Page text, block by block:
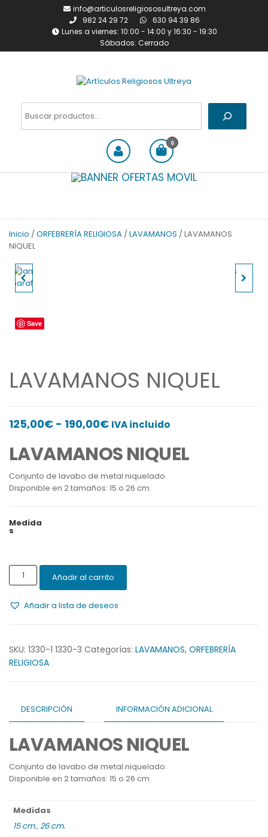
info@articulosreligiososultreya.com
982 24 29 72
630 94 39 86
Lunes a viernes: 10:00 - 14:00 y 16:30 - 19:30
Sábados: Cerrado
Artículos Religiosos Ultreya
venta de todo tipo de
Buscar
0
Inicio / ORFEBRERÍA RELIGIOSA / LAVAMANOS / LAVAMANOS
NIQUEL
Save
LAVAMANOS NIQUEL
125,00€ - 190,00€Rango
precios:
desde
125,00€
IVA incluido
LAVAMANOS NIQUEL
Conjunto de lavabo de metal niquelado.
Disponible en 2 tamaños: 15 o 26 cm.
Medida
s
LAVAMANOS
NIQUEL
Añadir al carrito
Añadir a lista de deseos
SKU: 1330-1 1330-3 Categorías: LAVAMANOS, ORFEBRERÍA
RELIGIOSA
DESCRIPCIÓN INFORMACIÓN ADICIONAL
LAVAMANOS NIQUEL
Conjunto de lavabo de metal niquelado.
Disponible en 2 tamaños: 15 o 26 cm.
Medidas
15 cm.,26 cm.